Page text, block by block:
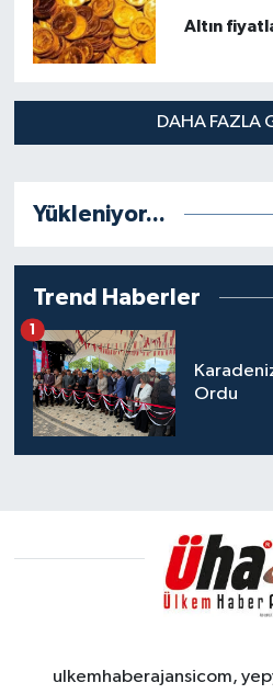
Altın
DAHA FAZLA
Yükleniyor...
Trend Haberler
Ordu
1
ulkemhaberajansicom,